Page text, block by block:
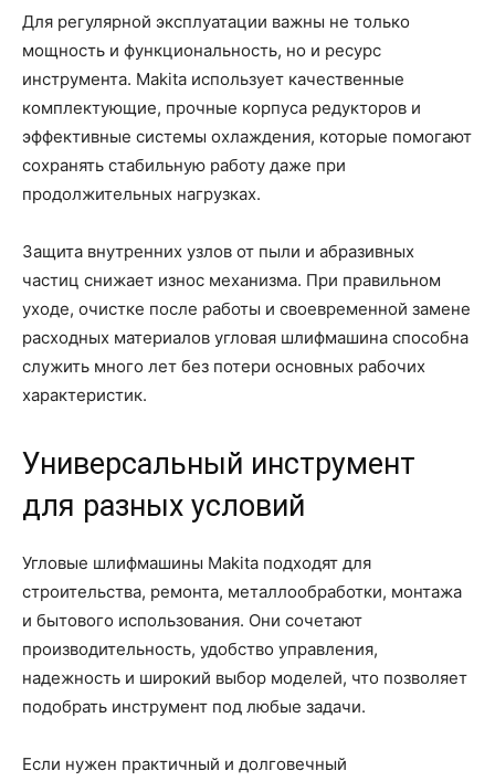
Для регулярной эксплуатации важны не только
мощность и функциональность, но и ресурс
инструмента. Makita использует качественные
комплектующие, прочные корпуса редукторов и
эффективные системы охлаждения, которые помогают
сохранять стабильную работу даже при
продолжительных нагрузках.
Защита внутренних узлов от пыли и абразивных
частиц снижает износ механизма. При правильном
уходе, очистке после работы и своевременной замене
расходных материалов угловая шлифмашина способна
служить много лет без потери основных рабочих
характеристик.
Универсальный инструмент
для разных условий
Угловые шлифмашины Makita подходят для
строительства, ремонта, металлообработки, монтажа
и бытового использования. Они сочетают
производительность, удобство управления,
надежность и широкий выбор моделей, что позволяет
подобрать инструмент под любые задачи.
Если нужен практичный и долговечный